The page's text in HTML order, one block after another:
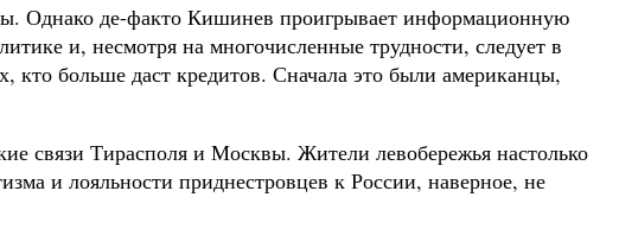
Однако де-факто Кишинев проигрывает информационную
и, несмотря на многочисленные трудности, следует в
больше даст кредитов. Сначала это были американцы,
связи Тирасполя и Москвы. Жители левобережья настолько
и лояльности приднестровцев к России, наверное, не